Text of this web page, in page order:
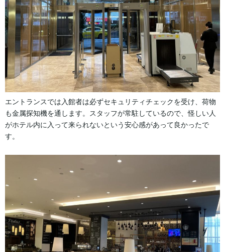
エントランスでは入館者は必ずセキュリティチェックを受け、荷物
も金属探知機を通します。スタッフが常駐しているので、怪しい人
がホテル内に入って来られないという安心感があって良かったで
す。